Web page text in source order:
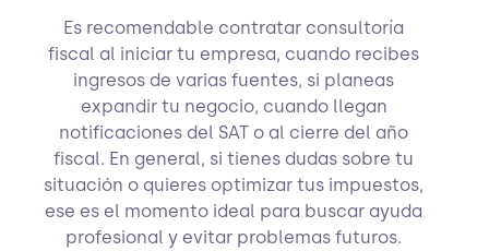
Es recomendable contratar consultoría
fiscal al iniciar tu empresa, cuando recibes
ingresos de varias fuentes, si planeas
expandir tu negocio, cuando llegan
notificaciones del SAT o al cierre del año
fiscal. En general, si tienes dudas sobre tu
situación o quieres optimizar tus impuestos,
ese es el momento ideal para buscar ayuda
profesional y evitar problemas futuros.